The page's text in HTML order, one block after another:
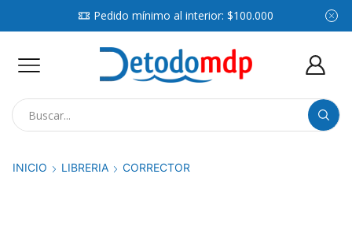
Pedido mínimo al interior: $100.000
INICIO LIBRERIA CORRECTOR